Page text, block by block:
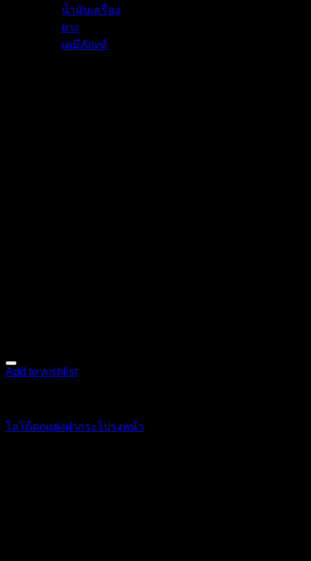
น้ำมันเครื่อง
ยาง
เคมีภัณฑ์
Add to wishlist
โลโก้ตกแต่งฝากระโปรงหน้า